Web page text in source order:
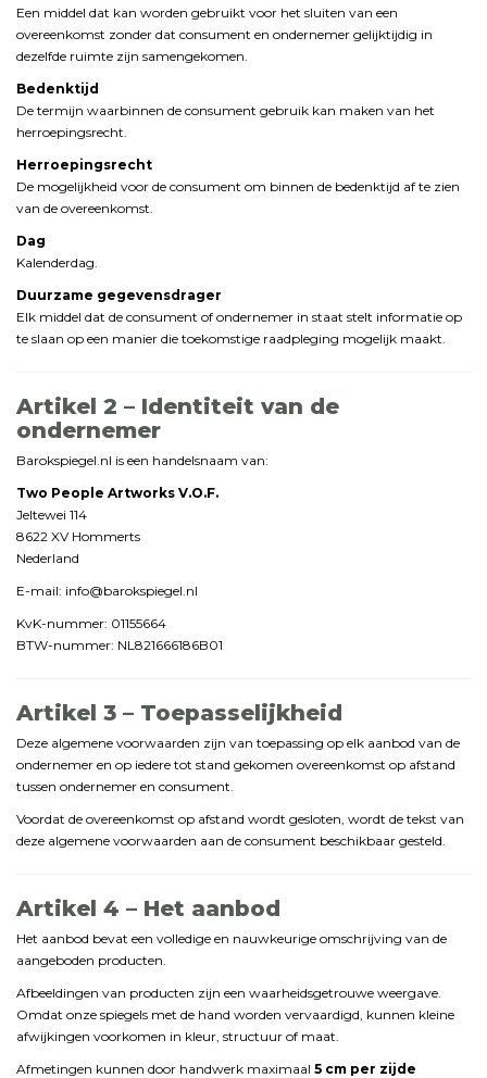
Een middel dat kan worden gebruikt voor het sluiten van een
overeenkomst zonder dat consument en ondernemer gelijktijdig in
dezelfde ruimte zijn samengekomen.
Bedenktijd
De termijn waarbinnen de consument gebruik kan maken van het
herroepingsrecht.
Herroepingsrecht
De mogelijkheid voor de consument om binnen de bedenktijd af te zien
van de overeenkomst.
Dag
Kalenderdag.
Duurzame gegevensdrager
Elk middel dat de consument of ondernemer in staat stelt informatie op
te slaan op een manier die toekomstige raadpleging mogelijk maakt.
Artikel 2 – Identiteit van de
ondernemer
Barokspiegel.nl is een handelsnaam van:
Two People Artworks V.O.F.
Jeltewei 114
8622 XV Hommerts
Nederland
E-mail: info@barokspiegel.nl
KvK-nummer: 01155664
BTW-nummer: NL821666186B01
Artikel 3 – Toepasselijkheid
Deze algemene voorwaarden zijn van toepassing op elk aanbod van de
ondernemer en op iedere tot stand gekomen overeenkomst op afstand
tussen ondernemer en consument.
Voordat de overeenkomst op afstand wordt gesloten, wordt de tekst van
deze algemene voorwaarden aan de consument beschikbaar gesteld.
Artikel 4 – Het aanbod
Het aanbod bevat een volledige en nauwkeurige omschrijving van de
aangeboden producten.
Afbeeldingen van producten zijn een waarheidsgetrouwe weergave.
Omdat onze spiegels met de hand worden vervaardigd, kunnen kleine
afwijkingen voorkomen in kleur, structuur of maat.
Afmetingen kunnen door handwerk maximaal 5 cm per zijde